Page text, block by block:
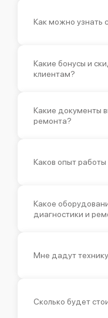
Как можно узнать
Какие бонусы и
клиентам?
Какие документы
ремонта?
Каков опыт
Какое
диагностики и
Мне дадут
Сколько будет